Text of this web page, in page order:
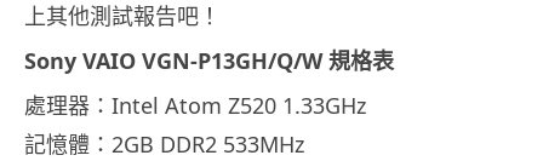
上其他測試報告吧！
Sony VAIO VGN-P13GH/Q/W 規格表
處理器：Intel Atom Z520 1.33GHz
記憶體：2GB DDR2 533MHz